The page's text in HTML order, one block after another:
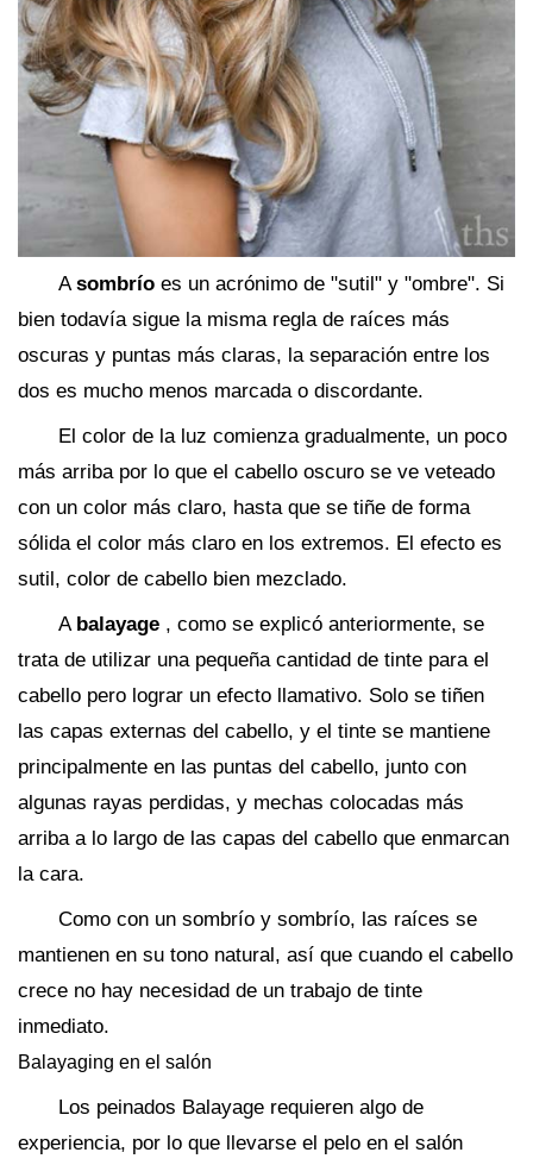
A sombrío es un acrónimo de "sutil" y "ombre". Si
bien todavía sigue la misma regla de raíces más
oscuras y puntas más claras, la separación entre los
dos es mucho menos marcada o discordante.
El color de la luz comienza gradualmente, un poco
más arriba por lo que el cabello oscuro se ve veteado
con un color más claro, hasta que se tiñe de forma
sólida el color más claro en los extremos. El efecto es
sutil, color de cabello bien mezclado.
A balayage , como se explicó anteriormente, se
trata de utilizar una pequeña cantidad de tinte para el
cabello pero lograr un efecto llamativo. Solo se tiñen
las capas externas del cabello, y el tinte se mantiene
principalmente en las puntas del cabello, junto con
algunas rayas perdidas, y mechas colocadas más
arriba a lo largo de las capas del cabello que enmarcan
la cara.
Como con un sombrío y sombrío, las raíces se
mantienen en su tono natural, así que cuando el cabello
crece no hay necesidad de un trabajo de tinte
inmediato.
Balayaging en el salón
Los peinados Balayage requieren algo de
experiencia, por lo que llevarse el pelo en el salón